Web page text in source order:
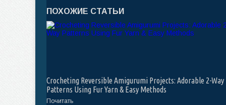
ПОХОЖИЕ СТАТЬИ
Crocheting Reversible Amigurumi Projects: Adorable 2-Way
Patterns Using Fur Yarn & Easy Methods
Почитать